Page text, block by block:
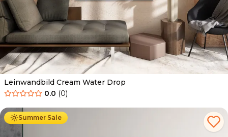
Leinwandbild Cream Water Drop
0.0 (0)
Summer Sale
Ab 39.90 € 34.90